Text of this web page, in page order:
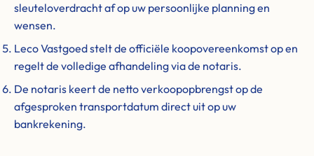
sleuteloverdracht af op uw persoonlijke planning en
wensen.
Leco Vastgoed stelt de officiële koopovereenkomst op en
regelt de volledige afhandeling via de notaris.
De notaris keert de netto verkoopopbrengst op de
afgesproken transportdatum direct uit op uw
bankrekening.